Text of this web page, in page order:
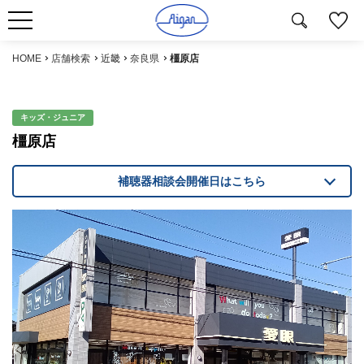
HOME 店舗検索 近畿 奈良県 橿原店
キッズ・ジュニア
橿原店
補聴器相談会開催日はこちら